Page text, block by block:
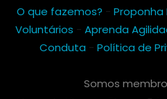
O que fazemos? - Proponha
Voluntários - Aprenda
Conduta - Política de
Somos